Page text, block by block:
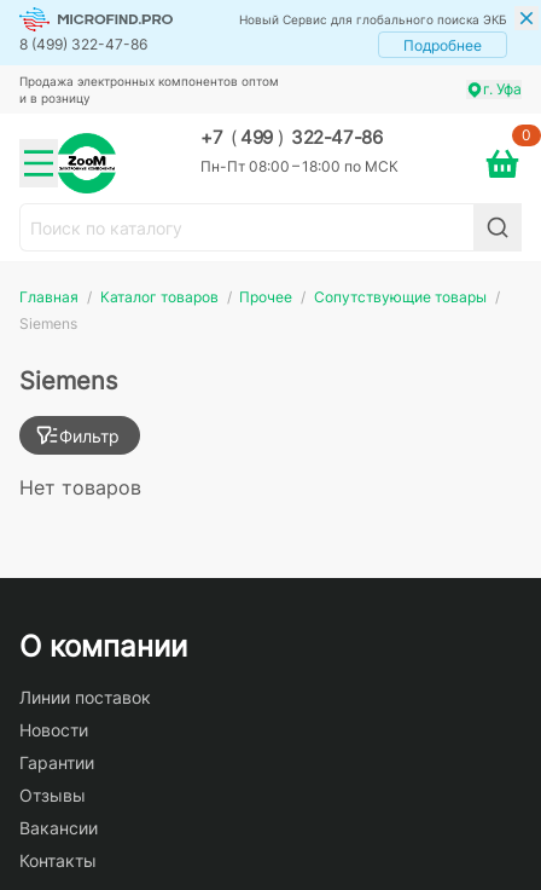
Новый Сервис для глобального поиска ЭКБ
8 (499) 322-47-86 Подробнее
Продажа электронных компонентов оптом
и в розницу
г. Уфа
+7 (499 ) 322-47-86
Пн-Пт 08:00 – 18:00 по МСК
0
Главная Каталог товаров Прочее
Сопутствующие товары
Siemens
Siemens
Фильтр
Нет товаров
О компании
Линии поставок
Новости
Гарантии
Отзывы
Вакансии
Контакты